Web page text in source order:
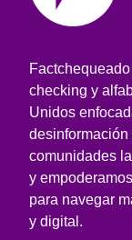
checking y
Unidos
comunidades
y
para navegar
y digital.